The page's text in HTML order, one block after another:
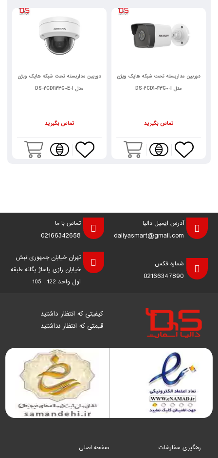
دوربین مداربسته تحت شبکه هایک ویژن
مدل DS-2CD1043G0-I
تماس بگیرید
دوربین مداربسته تحت شبکه هایک ویژن
مدل DS-2CD1123G0E-I
تماس بگیرید
آدرس ایمیل دالیا
daliyasmart@gmail.com
تماس با ما
02166342658
شماره فکس
02166347890
تهران خیابان جمهوری نبش
خیابان رازی پاساژ یگانه طبقه
اول واحد 122 , 105
کیفیتی که انتظار داشتید
قیمتی که انتظار نداشتید
رهگیری سفارشات صفحه اصلی